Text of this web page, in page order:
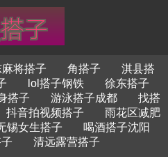
将搭子 角搭子
淇县搭
lol搭子钢铁
徐东搭子
搭子 游泳搭子成都
找搭
抖音拍视频搭子
雨花区减肥
锡女生搭子
喝酒搭子沈阳
清远露营搭子